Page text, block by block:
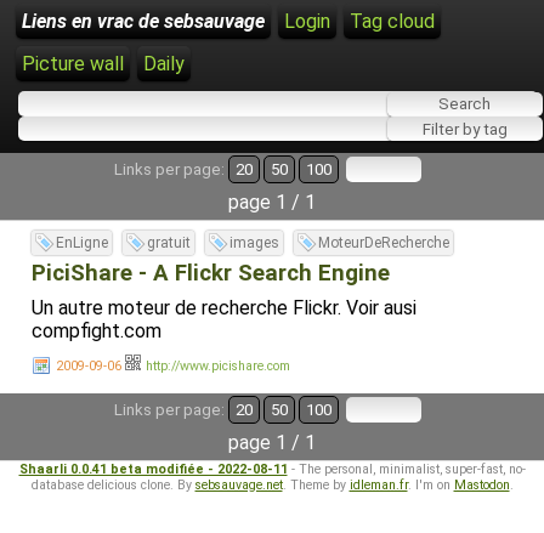
Liens en vrac de sebsauvage Login
Tag cloud
Picture wall
Daily
Links per page: 20 50 100
page 1 / 1
EnLigne gratuit images MoteurDeRecherche
PiciShare - A Flickr Search Engine
Un autre moteur de recherche Flickr. Voir ausi
compfight.com
2009-09-06 http://www.picishare.com
Links per page: 20 50 100
page 1 / 1
Shaarli 0.0.41 beta modifiée - 2022-08-11 - The personal, minimalist, super-fast, no-
database delicious clone. By sebsauvage.net. Theme by idleman.fr. I'm on Mastodon.